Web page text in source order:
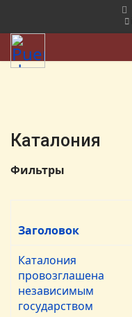
Каталония
Фильтры
Заголовок
Каталония
провозглашена
независимым
государством